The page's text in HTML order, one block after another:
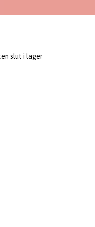
slut i lager